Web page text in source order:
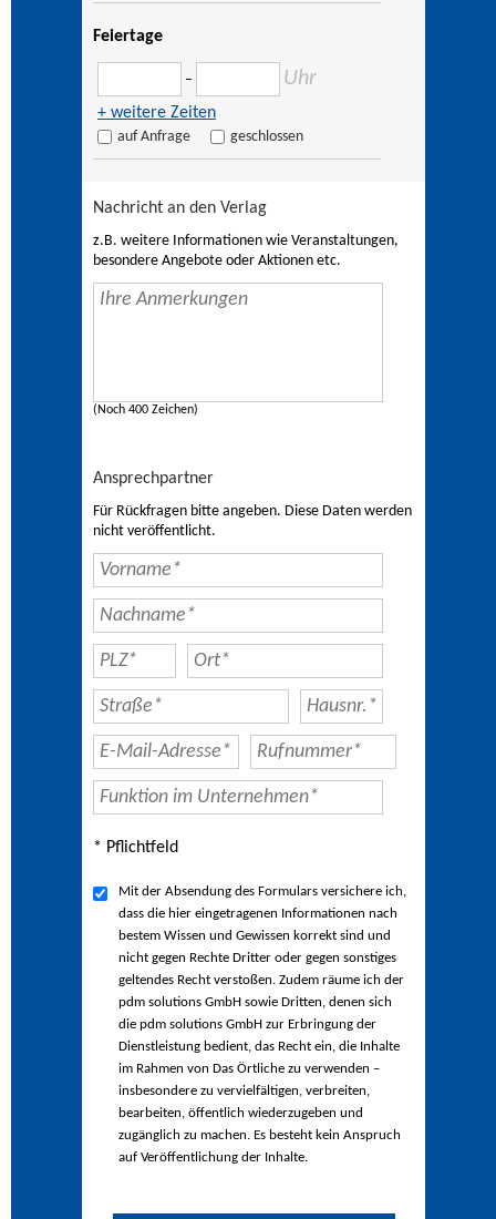
Feiertage
– Uhr
+ weitere Zeiten
auf Anfrage geschlossen
Nachricht an den Verlag
z.B. weitere Informationen wie Veranstaltungen,
besondere Angebote oder Aktionen etc.
(Noch 400 Zeichen)
Ansprechpartner
Für Rückfragen bitte angeben. Diese Daten werden
nicht veröffentlicht.
* Pflichtfeld
Mit der Absendung des Formulars versichere ich,
dass die hier eingetragenen Informationen nach
bestem Wissen und Gewissen korrekt sind und
nicht gegen Rechte Dritter oder gegen sonstiges
geltendes Recht verstoßen. Zudem räume ich der
pdm solutions GmbH sowie Dritten, denen sich
die pdm solutions GmbH zur Erbringung der
Dienstleistung bedient, das Recht ein, die Inhalte
im Rahmen von Das Örtliche zu verwenden –
insbesondere zu vervielfältigen, verbreiten,
bearbeiten, öffentlich wiederzugeben und
zugänglich zu machen. Es besteht kein Anspruch
auf Veröffentlichung der Inhalte.